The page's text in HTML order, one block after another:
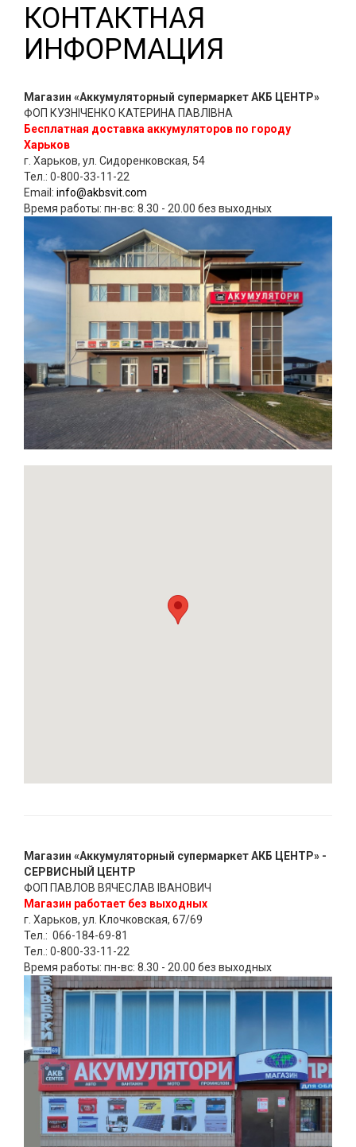
КОНТАКТНАЯ
ИНФОРМАЦИЯ
Магазин «Аккумуляторный супермаркет АКБ ЦЕНТР»
ФОП КУЗНІЧЕНКО КАТЕРИНА ПАВЛІВНА
Бесплатная доставка аккумуляторов по городу
Харьков
г. Харьков, ул. Сидоренковская, 54
Тел.: 0-800-33-11-22
Email: info@akbsvit.com
Время работы: пн-вс: 8.30 - 20.00 без выходных
Магазин «Аккумуляторный супермаркет АКБ ЦЕНТР» -
СЕРВИСНЫЙ ЦЕНТР
ФОП ПАВЛОВ ВЯЧЕСЛАВ ІВАНОВИЧ
Магазин работает без выходных
г. Харьков, ул. Клочковская, 67/69
Тел.: 066-184-69-81
Тел.: 0-800-33-11-22
Время работы: пн-вс: 8.30 - 20.00 без выходных